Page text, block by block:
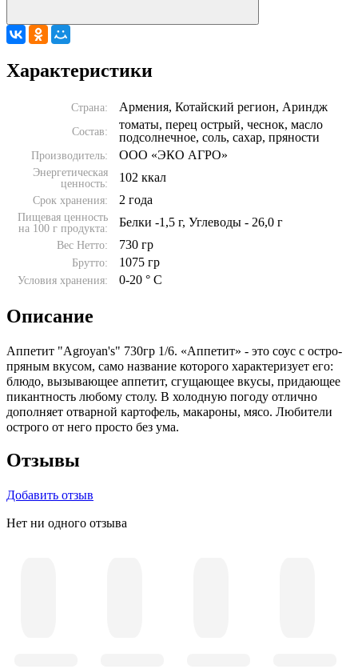
Характеристики
Страна: Армения, Котайский регион, Ариндж
Состав:
томаты, перец острый, чеснок, масло
подсолнечное, соль, сахар, пряности
Производитель: ООО «ЭКО АГРО»
Энергетическая
ценность:
102 ккал
Срок хранения: 2 года
Пищевая ценность
на 100 г продукта:
Белки -1,5 г, Углеводы - 26,0 г
Вес Нетто: 730 гр
Брутто: 1075 гр
Условия хранения: 0-20 ° C
Описание
Аппетит "Agroyan's" 730гр 1/6. «Аппетит» - это соус с остро-
пряным вкусом, само название которого характеризует его:
блюдо, вызывающее аппетит, сгущающее вкусы, придающее
пикантность любому столу. В холодную погоду отлично
дополняет отварной картофель, макароны, мясо. Любители
острого от него просто без ума.
Отзывы
Добавить отзыв
Нет ни одного отзыва